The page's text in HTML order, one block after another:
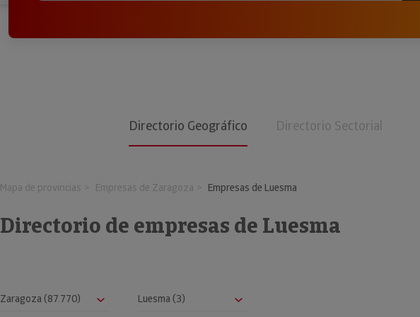
Directorio Geográfico Directorio Sectorial
Mapa de provincias Empresas de Zaragoza Empresas de Luesma
Directorio de empresas de Luesma